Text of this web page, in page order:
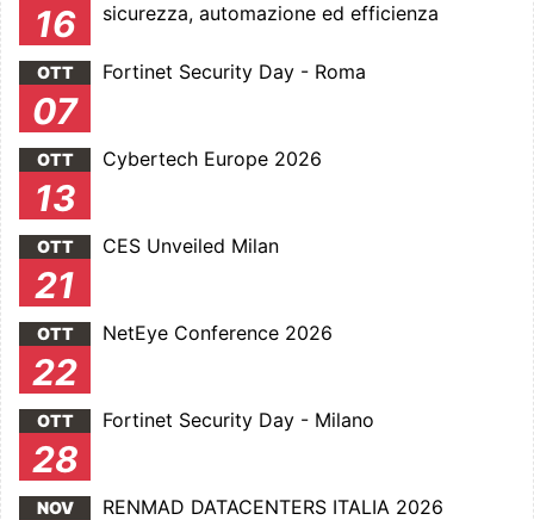
16
sicurezza, automazione ed efficienza
OTT
07
Fortinet Security Day - Roma
OTT
13
Cybertech Europe 2026
OTT
21
CES Unveiled Milan
OTT
22
NetEye Conference 2026
OTT
28
Fortinet Security Day - Milano
NOV RENMAD DATACENTERS ITALIA 2026